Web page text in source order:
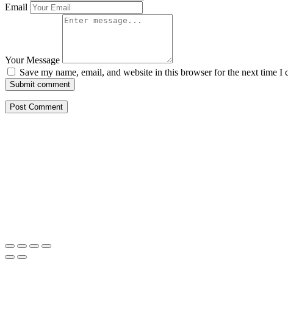
Email
Your Message
Save my name, email, and website in this browser for the next time I
Submit comment